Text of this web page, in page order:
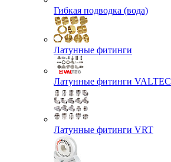
Гибкая подводка (вода)
Латунные фитинги
Латунные фитинги VALTEC
Латунные фитинги VRT